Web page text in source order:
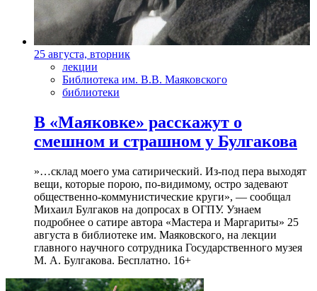
25 августа, вторник
лекции
Библиотека им. В.В. Маяковского
библиотеки
В «Маяковке» расскажут о
смешном и страшном у Булгакова
»…склад моего ума сатирический. Из-под пера выходят
вещи, которые порою, по-видимому, остро задевают
общественно-коммунистические круги», — сообщал
Михаил Булгаков на допросах в ОГПУ. Узнаем
подробнее о сатире автора «Мастера и Маргариты» 25
августа в библиотеке им. Маяковского, на лекции
главного научного сотрудника Государственного музея
М. А. Булгакова. Бесплатно. 16+